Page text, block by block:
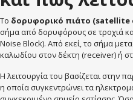
Το δορυφορικό πιάτο (satellite
σήμα από δορυφόρους σε τροχιά
Noise Block). Από εκεί, το σήμα
καλωδίου στον δέκτη (receiver) ή
Η λειτουργία του βασίζεται στην
η οποία συγκεντρώνει τα